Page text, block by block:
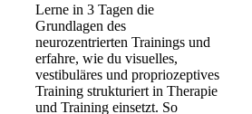
Lerne in 3 Tagen die
Grundlagen des
neurozentrierten Trainings und
erfahre, wie du visuelles,
vestibuläres und propriozeptives
Training strukturiert in Therapie
und Training einsetzt. So